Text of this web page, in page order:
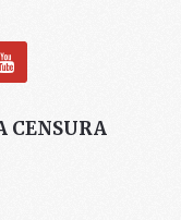
CENSURA